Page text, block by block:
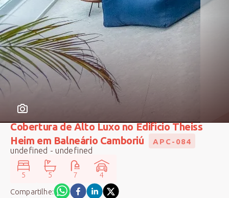
Cobertura de Alto Luxo no Edifício Theiss
Heim em Balneário Camboriú
APC-084
undefined - undefined
5 5 7
4
Compartilhe: